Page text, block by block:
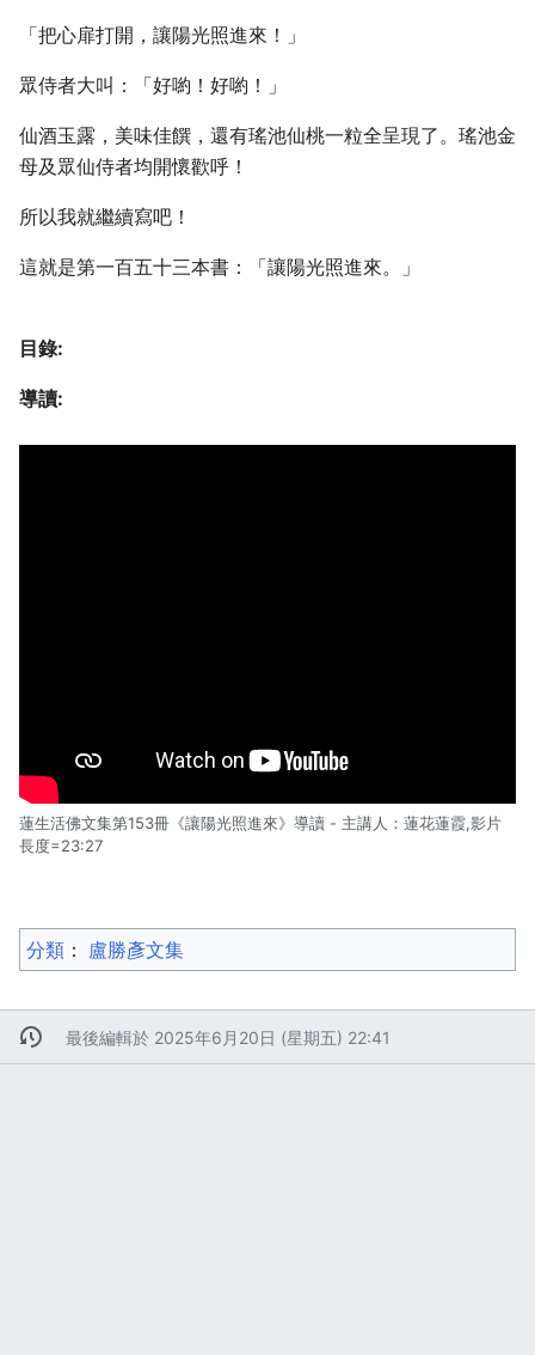
「把心扉打開，讓陽光照進來！」
眾侍者大叫：「好喲！好喲！」
仙酒玉露，美味佳饌，還有瑤池仙桃一粒全呈現了。瑤池金
母及眾仙侍者均開懷歡呼！
所以我就繼續寫吧！
這就是第一百五十三本書：「讓陽光照進來。」
目錄:
導讀:
蓮生活佛文集第153冊《讓陽光照進來》導讀 - 主講人：蓮花蓮霞,影片
長度=23:27
分類 ：​ 盧勝彥文集
最後編輯於 2025年6月20日 (星期五) 22:41